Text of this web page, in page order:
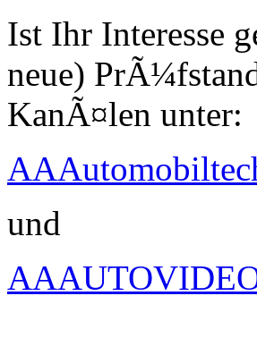
Ist Ihr Interesse
neue)
KanÃ¤len unter:
und